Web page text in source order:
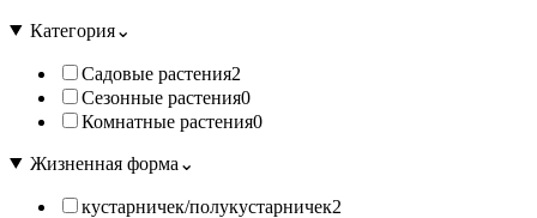
Категория⌄
Садовые растения2
Сезонные растения0
Комнатные растения0
Жизненная форма ⌄
кустарничек/полукустарничек2